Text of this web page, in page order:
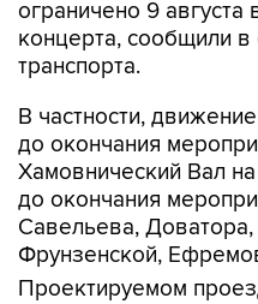
ограничено 9
концерта, сообщили в
транспорта.
В частности,
до окончания
Хамовнический Вал
до окончания
Савельева, Доватора,
Фрунзенской,
Проектируемом